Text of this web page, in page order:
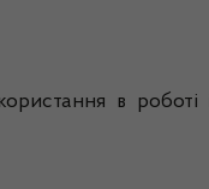
в роботі